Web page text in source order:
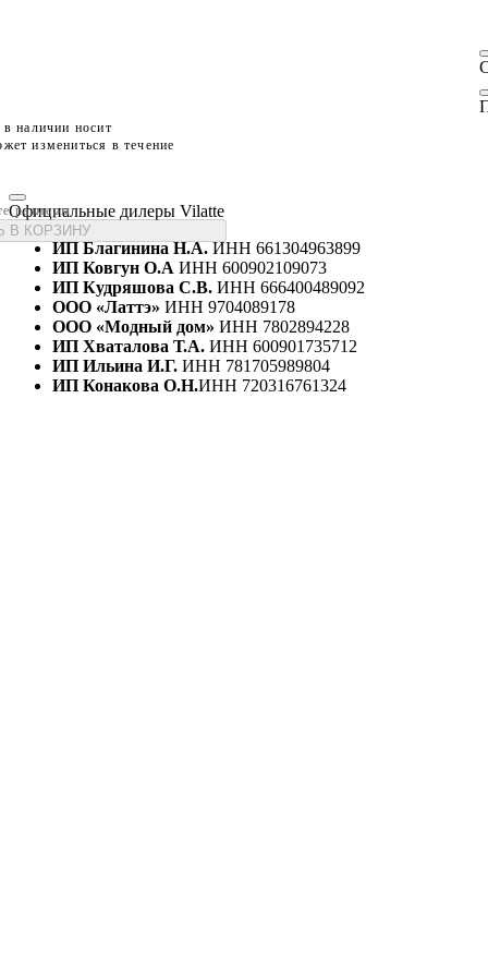
наличии носит
измениться в течение
размеры
В КОРЗИНУ
Официальные дилеры Vilatte
ИП Благинина Н.А.ИНН 661304963899
ИП Ковгун О.А ИНН 600902109073
ИП Кудряшова С.В. ИНН 666400489092
ООО «Латтэ» ИНН 9704089178
ООО «Модный дом» ИНН 7802894228
ИП Хваталова Т.А. ИНН 600901735712
ИП Ильина И.Г. ИНН 781705989804
ИП Конакова О.Н.ИНН 720316761324